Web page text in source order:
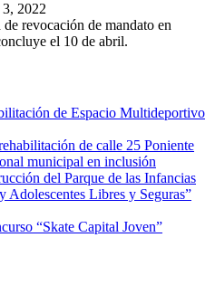
2022
revocación de mandato en
el 10 de abril.
de Espacio Multideportivo
de calle 25 Poniente
municipal en inclusión
del Parque de las Infancias
Adolescentes Libres y Seguras”
“Skate Capital Joven”